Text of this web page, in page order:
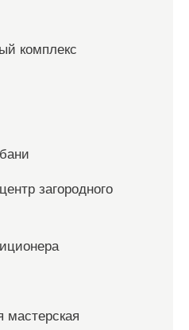
комплекс
загородного
мастерская